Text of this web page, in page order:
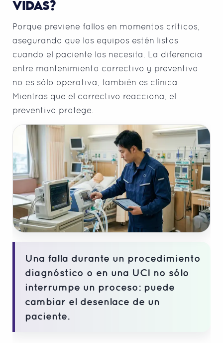
VIDAS?
Porque previene fallos en momentos críticos,
asegurando que los equipos estén listos
cuando el paciente los necesita. La diferencia
entre mantenimiento correctivo y preventivo
no es sólo operativa, también es clínica.
Mientras que el correctivo reacciona, el
preventivo protege.
Una falla durante un procedimiento
diagnóstico o en una UCI no sólo
interrumpe un proceso: puede
cambiar el desenlace de un
paciente.